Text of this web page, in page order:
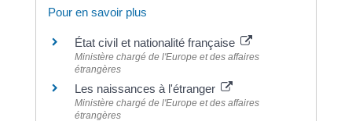
Pour en savoir plus
État civil et nationalité française
Ministère chargé de l'Europe et des affaires
étrangères
Les naissances à l'étranger
Ministère chargé de l'Europe et des affaires
étrangères